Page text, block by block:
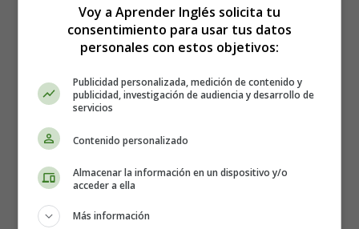
The carrot cake: the ingredients 🥕
150 gcarrot
1 orange
80 g brown sugar
1 teaspoon powdered cinnamon
Voy a Aprender Inglés solicita tu
consentimiento para usar tus datos
personales con estos objetivos:
Publicidad personalizada, medición de contenido y
publicidad, investigación de audiencia y desarrollo de
servicios
Contenido personalizado
Almacenar la información en un dispositivo y/o
acceder a ella
Más información